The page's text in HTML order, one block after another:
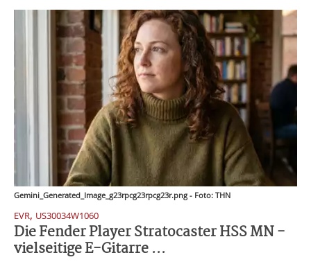
Gemini_Generated_Image_g23rpcg23rpcg23r.png - Foto: THN
EVR, US30034W1060
Die Fender Player Stratocaster HSS MN -
vielseitige E-Gitarre ...